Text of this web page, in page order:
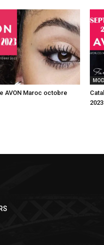
AVON Maroc octobre
2023